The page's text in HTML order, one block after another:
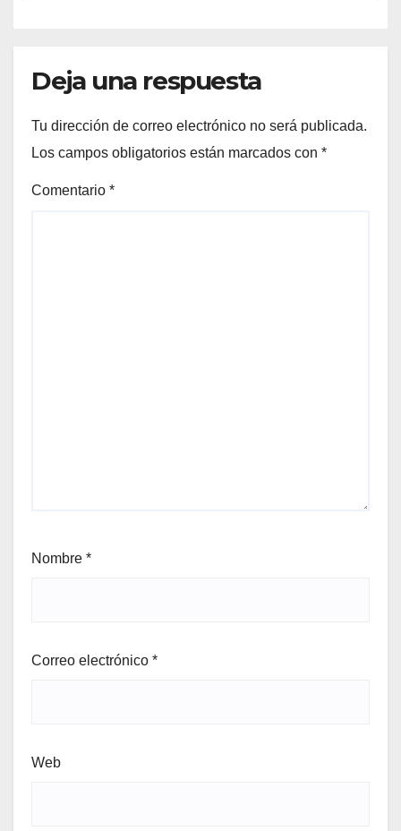
Deja una respuesta
Tu dirección de correo electrónico no será publicada.
Los campos obligatorios están marcados con *
Comentario *
Nombre *
Correo electrónico *
Web